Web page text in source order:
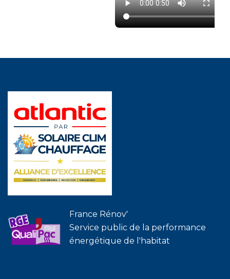
France Rénov'
Service public de la performance
énergétique de l'habitat